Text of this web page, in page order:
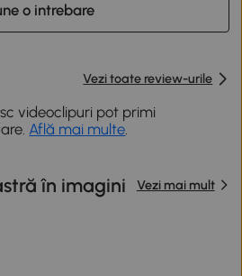
o intrebare
Vezi toate review-urile
videoclipuri pot primi
Află mai multe.
în imagini Vezi mai mult